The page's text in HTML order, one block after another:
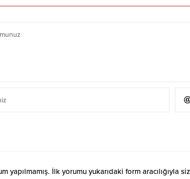
yapılmamış. İlk yorumu yukarıdaki form aracılığıyla